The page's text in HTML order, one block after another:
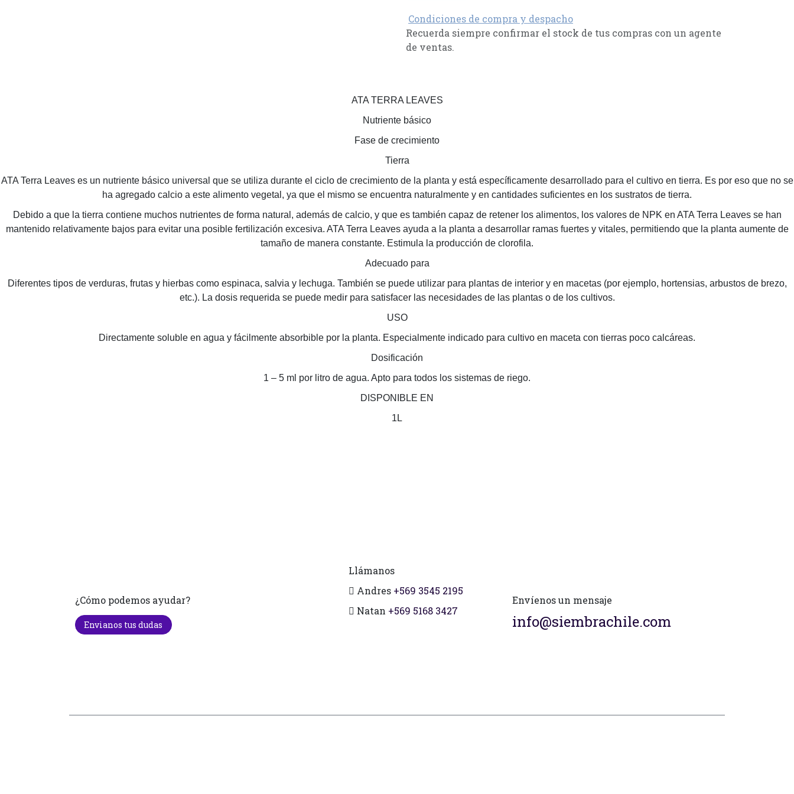
Condiciones de compra y despacho
Recuerda siempre confirmar el stock de tus compras con un agente
de ventas.
ATA TERRA LEAVES
Nutriente básico
Fase de crecimiento
Tierra
ATA Terra Leaves es un nutriente básico universal que se utiliza durante el ciclo de crecimiento de la planta y está específicamente desarrollado para el cultivo en tierra. Es por eso que no se
ha agregado calcio a este alimento vegetal, ya que el mismo se encuentra naturalmente y en cantidades suficientes en los sustratos de tierra.
Debido a que la tierra contiene muchos nutrientes de forma natural, además de calcio, y que es también capaz de retener los alimentos, los valores de NPK en ATA Terra Leaves se han
mantenido relativamente bajos para evitar una posible fertilización excesiva. ATA Terra Leaves ayuda a la planta a desarrollar ramas fuertes y vitales, permitiendo que la planta aumente de
tamaño de manera constante. Estimula la producción de clorofila.
Adecuado para
Diferentes tipos de verduras, frutas y hierbas como espinaca, salvia y lechuga. También se puede utilizar para plantas de interior y en macetas (por ejemplo, hortensias, arbustos de brezo,
etc.). La dosis requerida se puede medir para satisfacer las necesidades de las plantas o de los cultivos.
USO
Directamente soluble en agua y fácilmente absorbible por la planta. Especialmente indicado para cultivo en maceta con tierras poco calcáreas.
Dosificación
1 – 5 ml por litro de agua. Apto para todos los sistemas de riego.
DISPONIBLE EN
1L
¿Cómo podemos ayudar?
Envianos tus dudas
Llámanos
Andres +569 3545 2195
Natan +569 5168 3427
Envíenos un mensaje
info@siembrachile.com